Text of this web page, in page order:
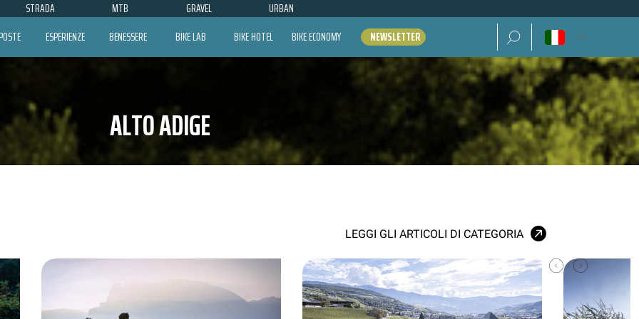
STRADA MTB GRAVEL URBAN
ESPERIENZE BENESSERE BIKE LAB BIKE HOTEL BIKE ECONOMY NEWSLETTER Ricerca per:
ALTO ADIGE
LEGGI GLI ARTICOLI DI CATEGORIA